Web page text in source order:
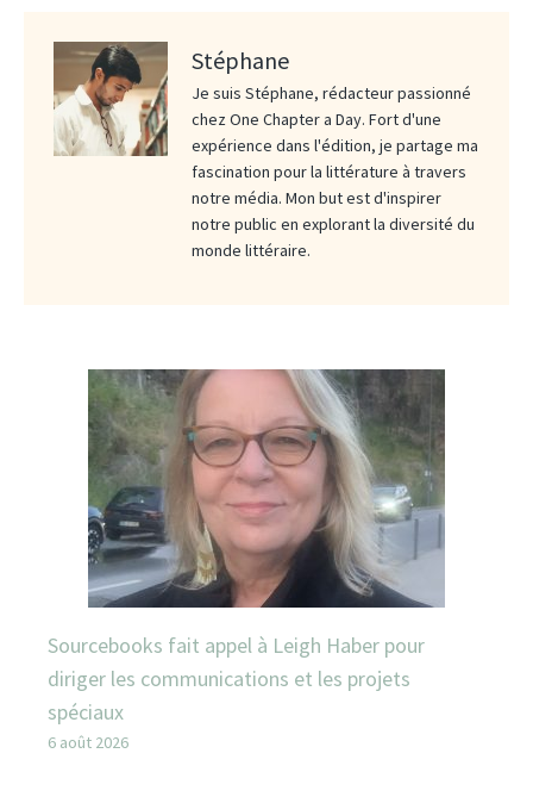
Stéphane
Je suis Stéphane, rédacteur passionné
chez One Chapter a Day. Fort d'une
expérience dans l'édition, je partage ma
fascination pour la littérature à travers
notre média. Mon but est d'inspirer
notre public en explorant la diversité du
monde littéraire.
Sourcebooks fait appel à Leigh Haber pour
diriger les communications et les projets
spéciaux
6 août 2026